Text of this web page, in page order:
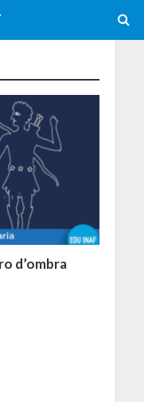
d’ombra